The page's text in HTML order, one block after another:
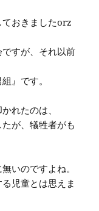
ておきましたorz
すが、それ以前
』です。
れたのは、
が、犠牲者がも
いのですよね。
児童とは思えま